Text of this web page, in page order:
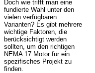
Doch wie trifft man eine
fundierte Wahl unter den
vielen verfügbaren
Varianten? Es gibt mehrere
wichtige Faktoren, die
berücksichtigt werden
sollten, um den richtigen
NEMA 17 Motor für ein
spezifisches Projekt zu
finden.